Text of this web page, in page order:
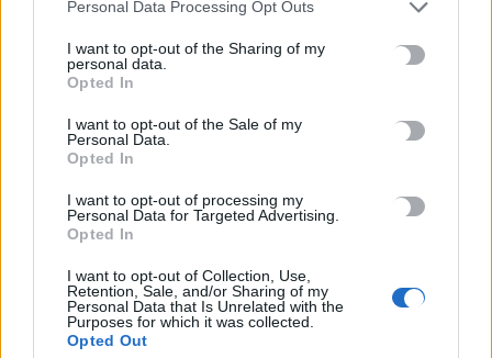
Personal Data Processing Opt Outs
I want to opt-out of the Sharing of my
personal data.
Opted In
I want to opt-out of the Sale of my
Personal Data.
Opted In
I want to opt-out of processing my
Personal Data for Targeted Advertising.
Opted In
I want to opt-out of Collection, Use,
Retention, Sale, and/or Sharing of my
Personal Data that Is Unrelated with the
Purposes for which it was collected.
Opted Out
Μαγικός ΠΑΟΚ πέρασε με 4-3 από τη Λιλ,
ήττα 3-1 για τον ΠΑΟ από τη Φέγενορντ –
Η ΑΕΚ διέλυσε με 6-0 την Αμπερντίν